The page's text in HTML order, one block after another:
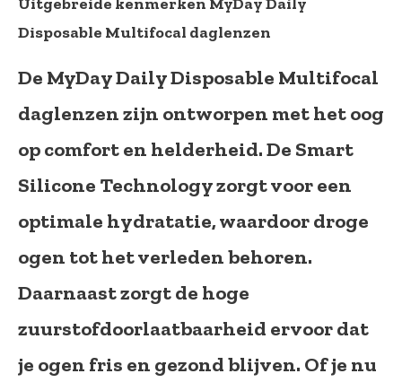
Disposable Multifocal daglenzen
De MyDay Daily Disposable Multifocal
daglenzen zijn ontworpen met het oog
op comfort en helderheid. De Smart
Silicone Technology zorgt voor een
optimale hydratatie, waardoor droge
ogen tot het verleden behoren.
Daarnaast zorgt de hoge
zuurstofdoorlaatbaarheid ervoor dat
je ogen fris en gezond blijven. Of je nu